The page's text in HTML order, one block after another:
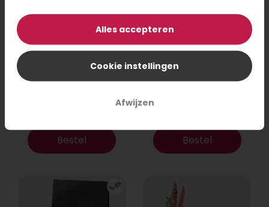
Thee cadeau
Beterschap
Bestel
Koffiepakket met
lekkers
Bestel
Alles accepteren
Cookie instellingen
Afwijzen